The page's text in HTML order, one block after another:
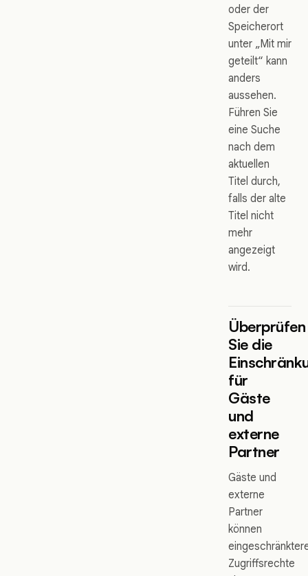
oder der
Speicherort
unter „Mit mir
geteilt“ kann
anders
aussehen.
Führen Sie
eine Suche
nach dem
aktuellen
Titel durch,
falls der alte
Titel nicht
mehr
angezeigt
wird.
Überprüfen
Sie die
für
Gäste
und
externe
Partner
Gäste und
externe
Partner
können
Zugriffsrechte